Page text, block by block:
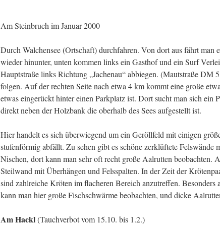
Am Steinbruch im Januar 2000
Durch Walchensee (Ortschaft) durchfahren. Von dort aus fährt man
wieder hinunter, unten kommen links ein Gasthof und ein Surf
Hauptstraße links Richtung „Jachenau“ abbiegen. (Mautstraße DM
folgen. Auf der rechten Seite nach etwa 4 km kommt eine große
etwas eingerückt hinter einen Parkplatz ist. Dort sucht man sich ein
direkt neben der Holzbank die oberhalb des Sees aufgestellt ist.
Hier handelt es sich überwiegend um ein Geröllfeld mit einigen
stufenförmig abfällt. Zu sehen gibt es schöne zerklüftete Felswände
Nischen, dort kann man sehr oft recht große Aalrutten beobachten.
Steilwand mit Überhängen und Felsspalten. In der Zeit der
sind zahlreiche Kröten im flacheren Bereich anzutreffen. Besonders
kann man hier große Fischschwärme beobachten, und dicke
Am Hackl(Tauchverbot vom 15.10. bis 1.2.)